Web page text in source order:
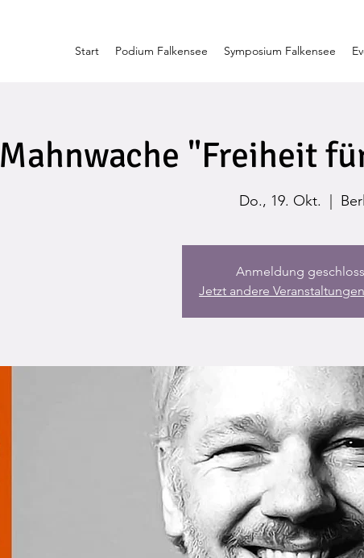
Start Podium Falkensee Symposium Falkensee
Mahnwache "Freiheit
Do., 19. Okt.
  |
Anmeldung
Jetzt andere